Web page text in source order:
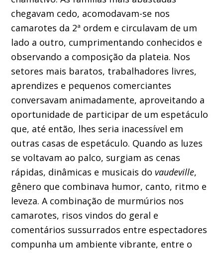
chegavam cedo, acomodavam-se nos
camarotes da 2ª ordem e circulavam de um
lado a outro, cumprimentando conhecidos e
observando a composição da plateia. Nos
setores mais baratos, trabalhadores livres,
aprendizes e pequenos comerciantes
conversavam animadamente, aproveitando a
oportunidade de participar de um espetáculo
que, até então, lhes seria inacessível em
outras casas de espetáculo. Quando as luzes
se voltavam ao palco, surgiam as cenas
rápidas, dinâmicas e musicais do vaudeville,
gênero que combinava humor, canto, ritmo e
leveza. A combinação de murmúrios nos
camarotes, risos vindos do geral e
comentários sussurrados entre espectadores
compunha um ambiente vibrante, entre o